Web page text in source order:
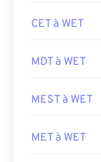
CET à WET
MDT à WET
MEST à WET
MET à WET